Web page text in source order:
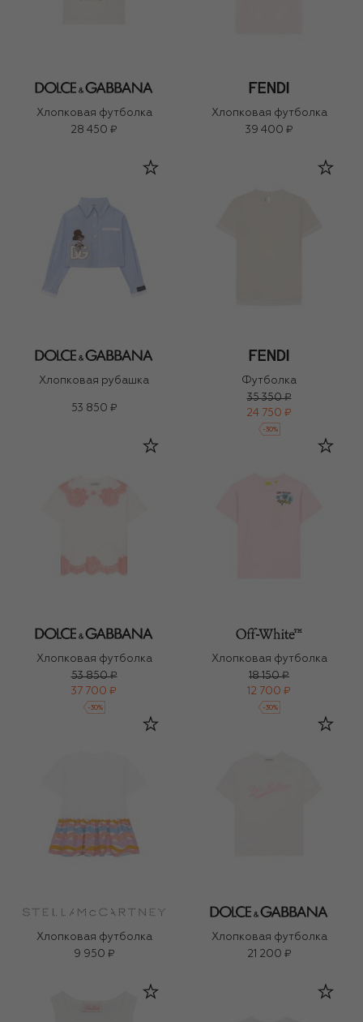
Хлопковая футболка
28 450 ₽
Хлопковая футболка
39 400 ₽
Хлопковая рубашка
53 850 ₽
Футболка
35 350 ₽
24 750 ₽
-30%
Хлопковая футболка
53 850 ₽
37 700 ₽
-30%
Хлопковая футболка
18 150 ₽
12 700 ₽
-30%
Хлопковая футболка
9 950 ₽
Хлопковая футболка
21 200 ₽